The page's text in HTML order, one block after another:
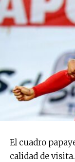
El cuadro
calidad de